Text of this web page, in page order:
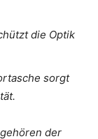
die Optik
sorgt
der